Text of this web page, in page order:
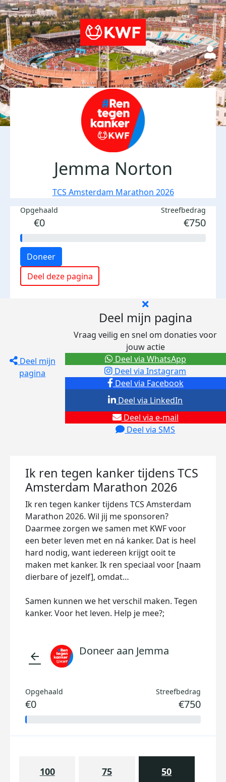
Jemma Norton
TCS Amsterdam Marathon 2026
Opgehaald
€0
Streefbedrag
€750
Doneer
Deel deze pagina
Deel mijn
pagina
Deel mijn pagina
Vraag veilig en snel om donaties voor
jouw actie
Deel via Facebook
Deel via Instagram
Deel via e-mail
Deel via SMS
Deel via LinkedIn
Deel via WhatsApp
Ik ren tegen kanker tijdens TCS
Amsterdam Marathon 2026
Ik ren tegen kanker tijdens TCS Amsterdam
Marathon 2026. Wil jij me sponsoren?
Daarmee zorgen we samen met KWF voor
een beter leven met en ná kanker. Dat is heel
hard nodig, want iedereen krijgt ooit te
maken met kanker. Ik ren speciaal voor [naam
dierbare of jezelf], omdat…
Samen kunnen we het verschil maken. Tegen
kanker. Voor het leven. Help je mee?;
arrow_back Doneer aan Jemma
Opgehaald
€0
Streefbedrag
€750
100 75 50